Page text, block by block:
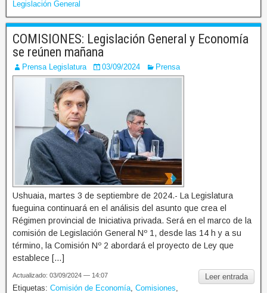
Legislación General
COMISIONES: Legislación General y Economía
se reúnen mañana
Prensa Legislatura 03/09/2024 Prensa
Ushuaia, martes 3 de septiembre de 2024.- La Legislatura
fueguina continuará en el análisis del asunto que crea el
Régimen provincial de Iniciativa privada. Será en el marco de la
comisión de Legislación General Nº 1, desde las 14 h y a su
término, la Comisión Nº 2 abordará el proyecto de Ley que
establece […]
Leer entrada
Actualizado: 03/09/2024 — 14:07
Etiquetas: Comisión de Economía Comisiones